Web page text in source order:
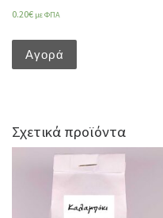
0.20€ με ΦΠΑ
Αγορά
Σχετικά προϊόντα